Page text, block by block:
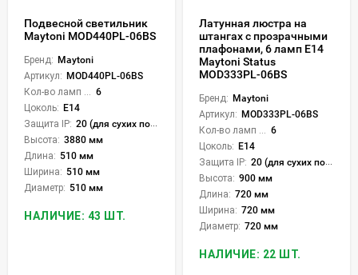
Подвесной светильник
Maytoni MOD440PL-06BS
Бренд: Maytoni
Артикул: MOD440PL-06BS
6
Цоколь: E14
Защита IP: 20 (для сухих пом.)
Высота: 3880 мм
Длина: 510 мм
Ширина: 510 мм
Диаметр: 510 мм
НАЛИЧИЕ: 43 ШТ.
Латунная люстра на
штангах с прозрачными
плафонами, 6 ламп Е14
Maytoni Status
MOD333PL-06BS
Бренд: Maytoni
Артикул: MOD333PL-06BS
6
Цоколь: E14
Защита IP: 20 (для сухих пом.)
Высота: 900 мм
Длина: 720 мм
Ширина: 720 мм
Диаметр: 720 мм
НАЛИЧИЕ: 22 ШТ.